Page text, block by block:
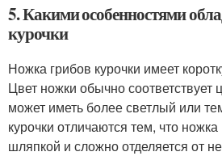
5. Какими особенностями
курочки
Ножка грибов курочки имеет
Цвет ножки обычно соответствует
может иметь более светлый или
курочки отличаются тем, что
шляпкой и сложно отделяется от